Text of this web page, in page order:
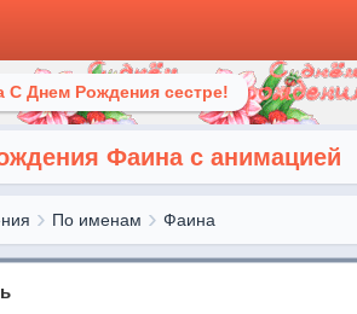
С Днем Рождения сестре!
Фаина с анимацией
По именам Фаина